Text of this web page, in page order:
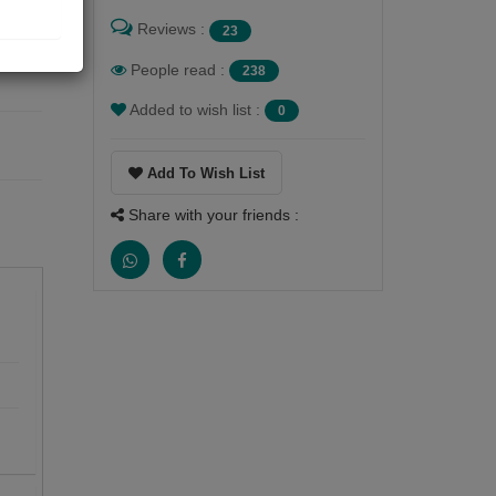
Reviews : 23
People read : 238
Added to wish list : 0
Add To Wish List
Share with your friends :